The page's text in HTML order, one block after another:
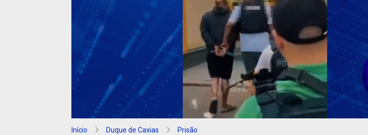
Início Duque de Caxias Prisão